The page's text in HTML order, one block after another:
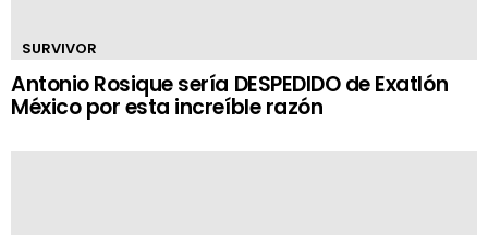
SURVIVOR
Antonio Rosique sería DESPEDIDO de Exatlón
México por esta increíble razón